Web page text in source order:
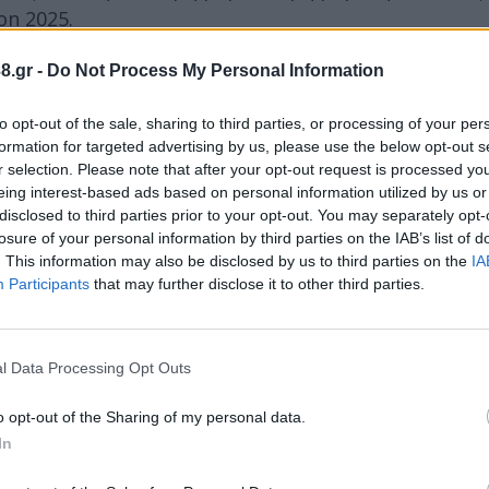
- Do Not Process My Personal Information
opt-out of the sale, sharing to third parties, or processing of your
for targeted advertising by us, please use the below opt-out
selection. Please note that after your opt-out request is processed
interest-based ads based on personal information utilized by us
to third parties prior to your opt-out. You may separately
of your personal information by third parties on the IAB’s list of
This information may also be disclosed by us to third parties on the
Participants that may further disclose it to other third parties.
Data Processing Opt Outs
opt-out of the Sharing of my personal data.
2025.
ο Περιφερειάρχης Πελοποννήσου, Δημήτρης
Θάνο Μιχελόγγονα, από τον Υφυπουργό
στοχευμένων στρατηγικών που υλοποιούνται
ταυτότητας, η ανάπτυξη του νέου
διαδρομών, η συμμετοχή σε
Δημήτρη Πτωχού:
Awards 2025 το βραβείο Best Greek
αναγνώριση που αντανακλά συλλογική
του τουρισμού. Συνεχίζουμε με όραμα,
εμπειρίες που κάνουν την Πελοπόννησο